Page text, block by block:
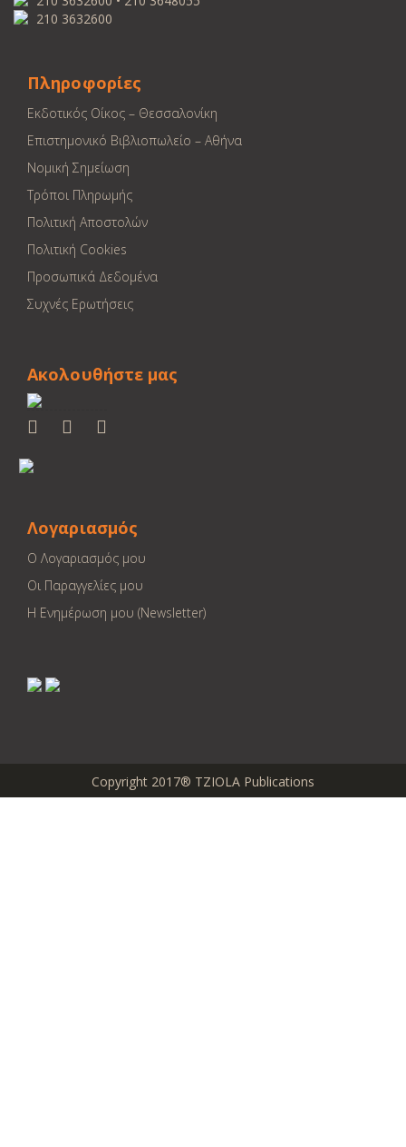
210 3632600
Πληροφορίες
Εκδοτικός Οίκος – Θεσσαλονίκη
Επιστημονικό Βιβλιοπωλείο – Αθήνα
Νομική Σημείωση
Τρόποι Πληρωμής
Πολιτική Αποστολών
Πολιτική Cookies
Προσωπικά Δεδομένα
Συχνές Ερωτήσεις
Ακολουθήστε μας
Λογαριασμός
Ο Λογαριασμός μου
Οι Παραγγελίες μου
Η Ενημέρωση μου (Newsletter)
Copyright 2017® TZIOLA Publications